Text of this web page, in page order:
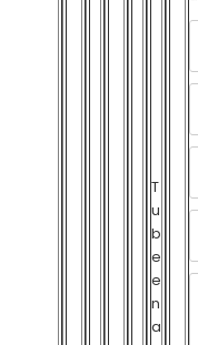
T
u
b
e
e
n
a